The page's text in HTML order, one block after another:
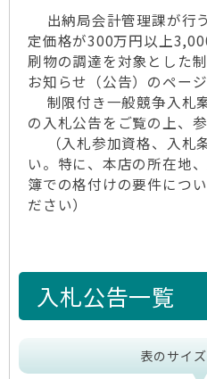
出納局会計管理課が行
定価格が300万円以上
刷物の調達を対象とした
お知らせ（公告）のページ
制限付き一般競争入札
の入札公告をご覧の上、
（入札参加資格、入札
い。特に、本店の所在地
簿での格付けの要件につ
ださい）
入札公告一覧
表のサイ